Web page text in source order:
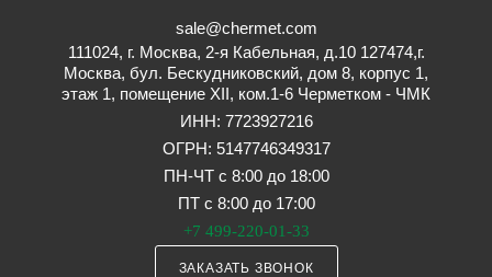
sale@chermet.com
111024, г. Москва, 2-я Кабельная, д.10 127474,г.
Москва, бул. Бескудниковский, дом 8, корпус 1,
этаж 1, помещение XII, ком.1-6 Черметком - ЧМК
ИНН: 7723927216
ОГРН: 5147746349317
ПН-ЧТ с 8:00 до 18:00
ПТ с 8:00 до 17:00
+7 499-220-01-33
ЗАКАЗАТЬ ЗВОНОК